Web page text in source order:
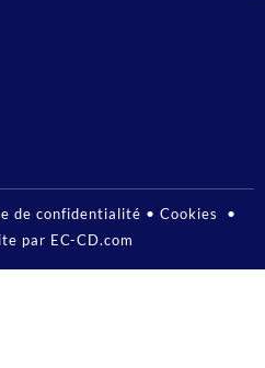
de confidentialité • Cookies •
par EC-CD.com